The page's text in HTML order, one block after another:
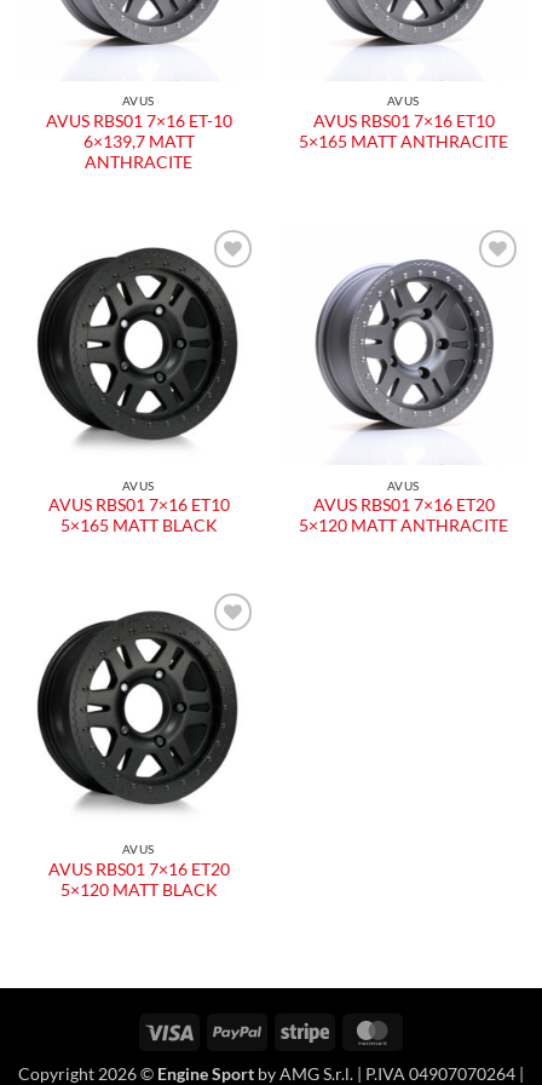
AVUS
AVUS RBS01 7×16 ET-10
6×139,7 MATT
ANTHRACITE
AVUS
AVUS RBS01 7×16 ET10
5×165 MATT ANTHRACITE
Aggiungi
alla lista
dei
desideri
AVUS
AVUS RBS01 7×16 ET10
5×165 MATT BLACK
Aggiungi
alla lista
dei
desideri
AVUS
AVUS RBS01 7×16 ET20
5×120 MATT ANTHRACITE
Aggiungi
alla lista
dei
desideri
AVUS
AVUS RBS01 7×16 ET20
5×120 MATT BLACK
Visa PayPal Stripe
Copyright 2026 © Engine Sport by AMG S.r.l. | P.IVA 04907070264 |